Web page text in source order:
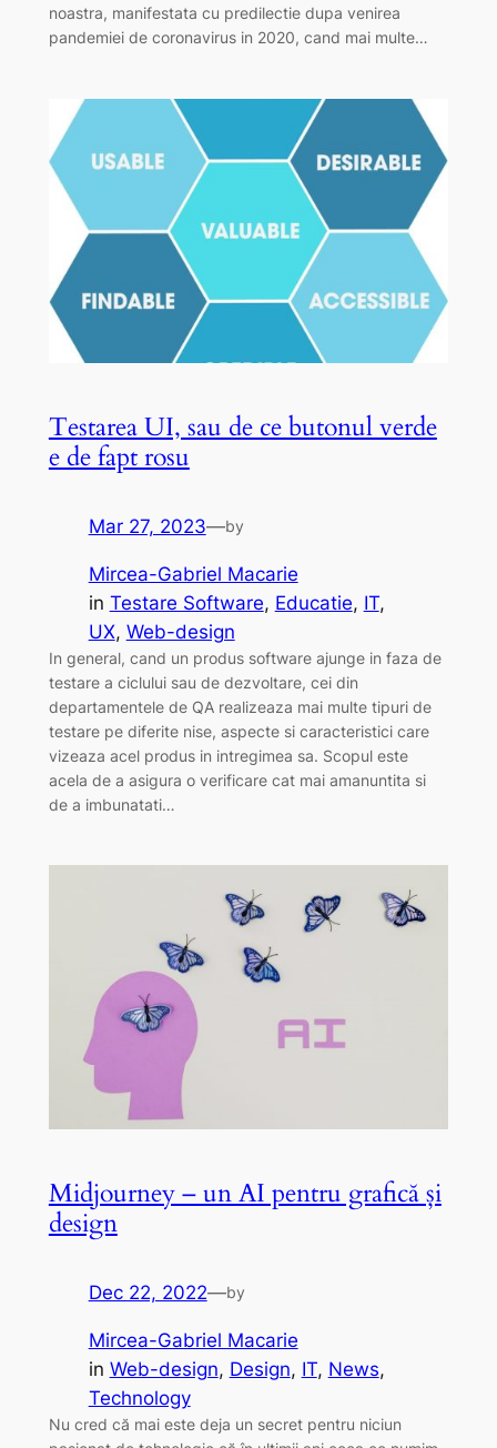
noastra, manifestata cu predilectie dupa venirea
pandemiei de coronavirus in 2020, cand mai multe…
Testarea UI, sau de ce butonul verde
e de fapt rosu
Mar 27, 2023—by
Mircea-Gabriel Macarie
in Testare Software, Educatie, IT
UX, Web-design
In general, cand un produs software ajunge in faza de
testare a ciclului sau de dezvoltare, cei din
departamentele de QA realizeaza mai multe tipuri de
testare pe diferite nise, aspecte si caracteristici care
vizeaza acel produs in intregimea sa. Scopul este
acela de a asigura o verificare cat mai amanuntita si
de a imbunatati…
Midjourney – un AI pentru grafică și
design
Dec 22, 2022—by
Mircea-Gabriel Macarie
in Web-design, Design, IT, News
Technology
Nu cred că mai este deja un secret pentru niciun